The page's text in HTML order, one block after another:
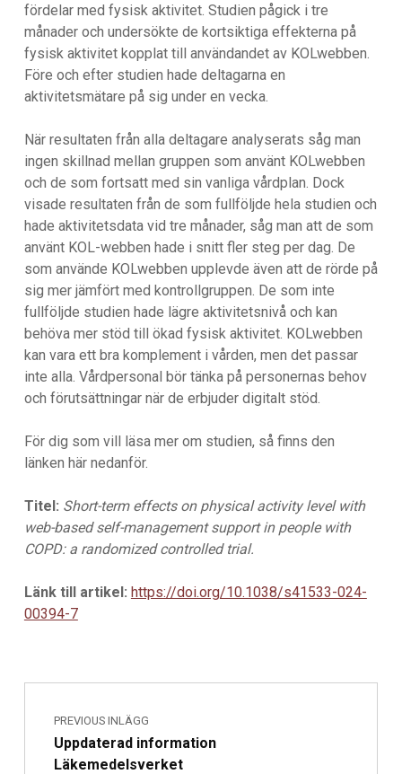
fördelar med fysisk aktivitet. Studien pågick i tre
månader och undersökte de kortsiktiga effekterna på
fysisk aktivitet kopplat till användandet av KOLwebben.
Före och efter studien hade deltagarna en
aktivitetsmätare på sig under en vecka.
När resultaten från alla deltagare analyserats såg man
ingen skillnad mellan gruppen som använt KOLwebben
och de som fortsatt med sin vanliga vårdplan. Dock
visade resultaten från de som fullföljde hela studien och
hade aktivitetsdata vid tre månader, såg man att de som
använt KOL-webben hade i snitt fler steg per dag. De
som använde KOLwebben upplevde även att de rörde på
sig mer jämfört med kontrollgruppen. De som inte
fullföljde studien hade lägre aktivitetsnivå och kan
behöva mer stöd till ökad fysisk aktivitet. KOLwebben
kan vara ett bra komplement i vården, men det passar
inte alla. Vårdpersonal bör tänka på personernas behov
och förutsättningar när de erbjuder digitalt stöd.
För dig som vill läsa mer om studien, så finns den
länken här nedanför.
Titel: Short-term effects on physical activity level with
web-based self-management support in people with
COPD: a randomized controlled trial.
Länk till artikel: https://doi.org/10.1038/s41533-024-
00394-7
Skip back to main navigation
Inläggsnavigering
PREVIOUS INLÄGG
Uppdaterad information
Läkemedelsverket